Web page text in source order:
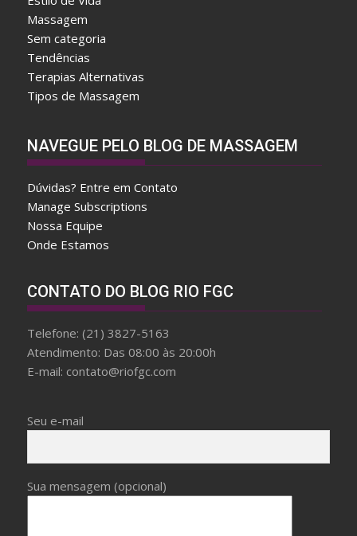
Massagem
Sem categoria
Tendências
Terapias Alternativas
Tipos de Massagem
f
t
e
r
w
a
d
f
k
e
b
e
i
NAVEGUE PELO BLOG DE MASSAGEM
Dúvidas? Entre em Contato
Manage Subscriptions
Nossa Equipe
Onde Estamos
CONTATO DO BLOG RIO FGC
Telefone: (21) 3827-5163
Atendimento: Das 08:00 às 20:00h
E-mail: contato@riofgc.com
Seu e-mail
Sua mensagem (opcional)